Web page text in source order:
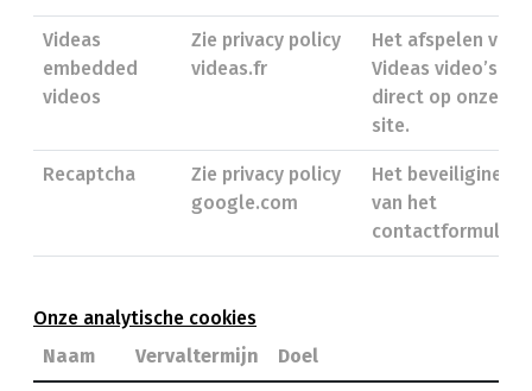
Videas
embedded
videos
Zie privacy policy
videas.fr
Het afspelen van
Videas video’s
direct op onze
site.
Recaptcha
Zie privacy policy
google.com
Het beveiliginen
van het
contactformulier.
Onze analytische cookies
Naam
Vervaltermijn Doel